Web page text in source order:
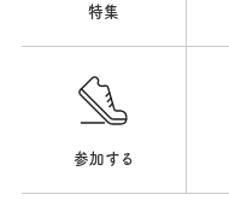
特集
参加する